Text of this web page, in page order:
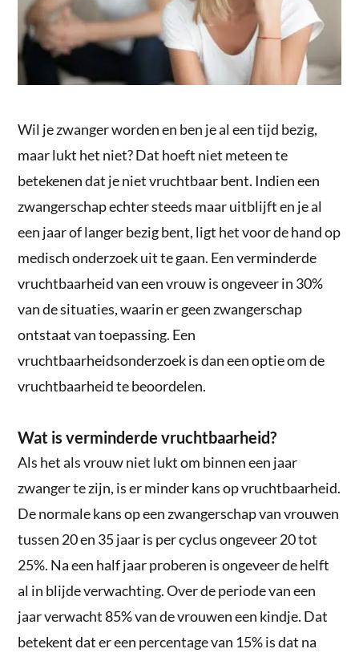
Wil je zwanger worden en ben je al een tijd bezig,
maar lukt het niet? Dat hoeft niet meteen te
betekenen dat je niet vruchtbaar bent. Indien een
zwangerschap echter steeds maar uitblijft en je al
een jaar of langer bezig bent, ligt het voor de hand op
medisch onderzoek uit te gaan. Een verminderde
vruchtbaarheid van een vrouw is ongeveer in 30%
van de situaties, waarin er geen zwangerschap
ontstaat van toepassing. Een
vruchtbaarheidsonderzoek is dan een optie om de
vruchtbaarheid te beoordelen.
Wat is verminderde vruchtbaarheid?
Als het als vrouw niet lukt om binnen een jaar
zwanger te zijn, is er minder kans op vruchtbaarheid.
De normale kans op een zwangerschap van vrouwen
tussen 20 en 35 jaar is per cyclus ongeveer 20 tot
25%. Na een half jaar proberen is ongeveer de helft
al in blijde verwachting. Over de periode van een
jaar verwacht 85% van de vrouwen een kindje. Dat
betekent dat er een percentage van 15% is dat na